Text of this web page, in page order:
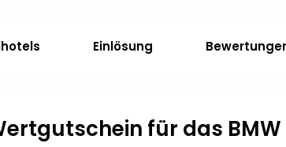
Einlösung
für das